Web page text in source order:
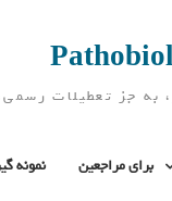
برای مراجعین نمونه